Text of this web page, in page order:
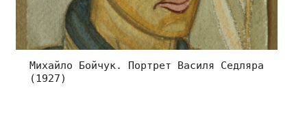
Михайло Бойчук. Портрет Василя Седляра
(1927)